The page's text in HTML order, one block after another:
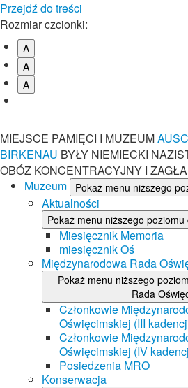
Przejdź do treści
Rozmiar czcionki:
A
A
A
MIEJSCE PAMIĘCI I MUZEUM
BIRKENAU BYŁY NIEMIECKI
OBÓZ KONCENTRACYJNY I
Muzeum
Pokaż menu niższego
Aktualności
Pokaż menu niższego
Miesięcznik Memoria
miesięcznik Oś
Międzynarodowa Rada
Pokaż menu niższego
Rada
Członkowie
Oświęcimskiej (III
Członkowie
Oświęcimskiej (IV
Posiedzenia MRO
Konserwacja